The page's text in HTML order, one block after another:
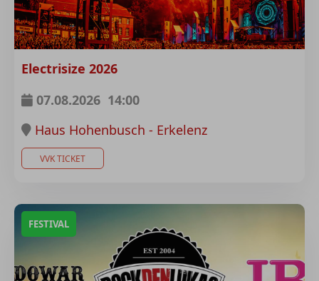
Electrisize 2026
07.08.2026 14:00
Haus Hohenbusch - Erkelenz
VVK TICKET
FESTIVAL